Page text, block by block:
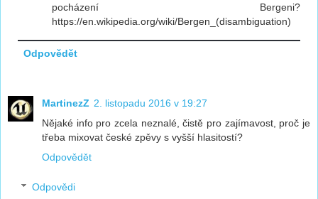
pocházení Bergeni?
https://en.wikipedia.org/wiki/Bergen_(disambiguation)
Odpovědět
MartinezZ 2. listopadu 2016 v 19:27
Nějaké info pro zcela neznalé, čistě pro zajímavost, proč je
třeba mixovat české zpěvy s vyšší hlasitostí?
Odpovědět
Odpovědi